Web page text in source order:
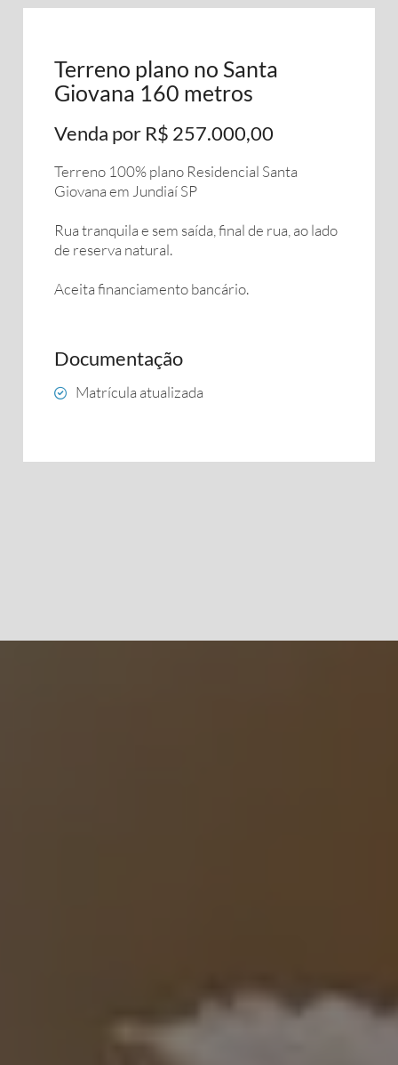
Terreno plano no Santa
Giovana 160 metros
Venda por R$ 257.000,00
Terreno 100% plano Residencial Santa
Giovana em Jundiaí SP
Rua tranquila e sem saída, final de rua, ao lado
de reserva natural.
Aceita financiamento bancário.
Documentação
Matrícula atualizada